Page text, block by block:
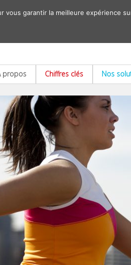
propos Chiffres clés Nos
vous garantir la meilleure expérience